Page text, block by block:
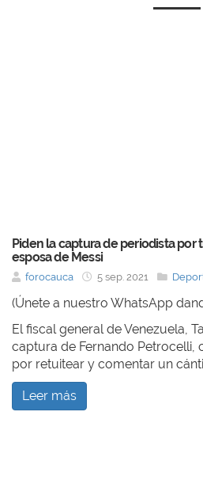
Piden la captura de periodista por
esposa de Messi
forocauca 5 sep. 2021
(Únete a nuestro WhatsApp
El fiscal general de Venezuela,
captura de Fernando Petrocelli,
por retuitear y comentar un
Leer más